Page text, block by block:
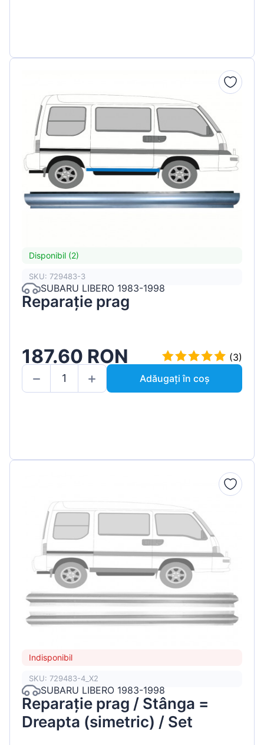
Disponibil (2)
SKU: 729483-3
SUBARU LIBERO 1983-1998
Reparație prag
187.60 RON
(3)
Adăugați în coș
Indisponibil
SKU: 729483-4_X2
SUBARU LIBERO 1983-1998
Reparație prag / Stânga =
Dreapta (simetric) / Set